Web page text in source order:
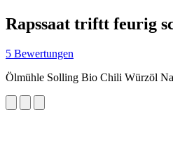
Rapssaat triftt feurig
5 Bewertungen
Ölmühle Solling Bio Chili Würzöl